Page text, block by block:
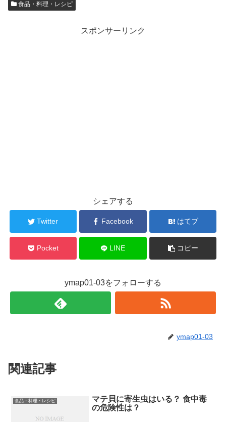
食品・料理・レシピ
スポンサーリンク
シェアする
Twitter Facebook はてブ
Pocket LINE コピー
ymap01-03をフォローする
ymap01-03
関連記事
食品・料理・レシピ
マテ貝に寄生虫はいる？ 食中毒
の危険性は？